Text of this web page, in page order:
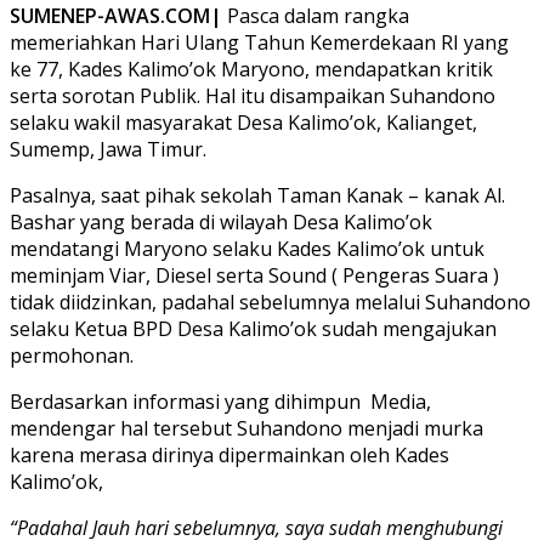
SUMENEP-AWAS.COM| Pasca dalam rangka
memeriahkan Hari Ulang Tahun Kemerdekaan RI yang
ke 77, Kades Kalimo’ok Maryono, mendapatkan kritik
serta sorotan Publik. Hal itu disampaikan Suhandono
selaku wakil masyarakat Desa Kalimo’ok, Kalianget,
Sumemp, Jawa Timur.
Pasalnya, saat pihak sekolah Taman Kanak – kanak Al.
Bashar yang berada di wilayah Desa Kalimo’ok
mendatangi Maryono selaku Kades Kalimo’ok untuk
meminjam Viar, Diesel serta Sound ( Pengeras Suara )
tidak diidzinkan, padahal sebelumnya melalui Suhandono
selaku Ketua BPD Desa Kalimo’ok sudah mengajukan
permohonan.
Berdasarkan informasi yang dihimpun Media,
mendengar hal tersebut Suhandono menjadi murka
karena merasa dirinya dipermainkan oleh Kades
Kalimo’ok,
“Padahal Jauh hari sebelumnya, saya sudah menghubungi